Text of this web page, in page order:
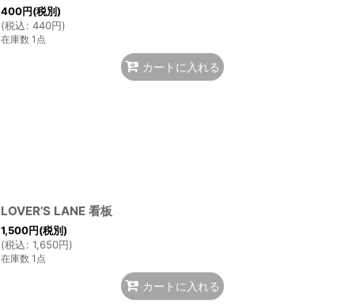
400円(税別)
(税込: 440円)
在庫数 1点
カートに入れる
LOVER’S LANE 看板
1,500円(税別)
(税込: 1,650円)
在庫数 1点
カートに入れる